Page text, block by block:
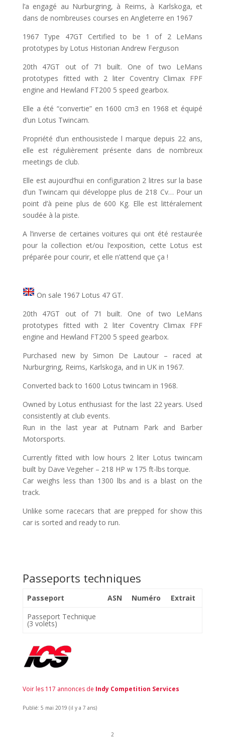
l’a engagé au Nurburgring, à Reims, à Karlskoga, et
dans de nombreuses courses en Angleterre en 1967
1967 Type 47GT Certified to be 1 of 2 LeMans
prototypes by Lotus Historian Andrew Ferguson
20th 47GT out of 71 built. One of two LeMans
prototypes fitted with 2 liter Coventry Climax FPF
engine and Hewland FT200 5 speed gearbox.
Elle a été “convertie” en 1600 cm3 en 1968 et équipé
d’un Lotus Twincam.
Propriété d’un enthousistede l marque depuis 22 ans,
elle est régulièrement présente dans de nombreux
meetings de club.
Elle est aujourd’hui en configuration 2 litres sur la base
d’un Twincam qui développe plus de 218 Cv… Pour un
point d’à peine plus de 600 Kg. Elle est littéralement
soudée à la piste.
A l’inverse de certaines voitures qui ont été restaurée
pour la collection et/ou l’exposition, cette Lotus est
préparée pour courir, et elle n’attend que ça !
On sale 1967 Lotus 47 GT.
20th 47GT out of 71 built. One of two LeMans
prototypes fitted with 2 liter Coventry Climax FPF
engine and Hewland FT200 5 speed gearbox.
Purchased new by Simon De Lautour – raced at
Nurburgring, Reims, Karlskoga, and in UK in 1967.
Converted back to 1600 Lotus twincam in 1968.
Owned by Lotus enthusiast for the last 22 years. Used
consistently at club events.
Run in the last year at Putnam Park and Barber
Motorsports.
Currently fitted with low hours 2 liter Lotus twincam
built by Dave Vegeher – 218 HP w 175 ft-lbs torque.
Car weighs less than 1300 lbs and is a blast on the
track.
Unlike some racecars that are prepped for show this
car is sorted and ready to run.
Passeports techniques
Passeport ASN Numéro
Extrait
Passeport Technique
(3 volets)
Voir les 117 annonces de Indy Competition Services
Publié: 5 mai 2019 (il y a 7 ans)
2